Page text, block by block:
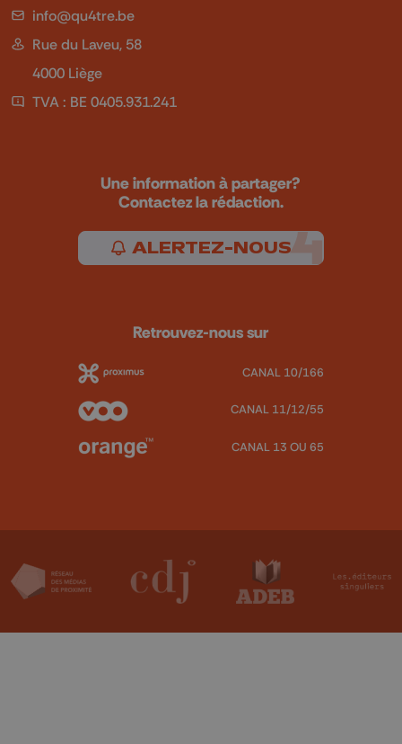
info@qu4tre.be
Rue du Laveu, 58
4000 Liège
TVA : BE 0405.931.241
Une information à partager?
Contactez la rédaction.
ALERTEZ-NOUS
Retrouvez-nous sur
CANAL 10/166
CANAL 11/12/55
CANAL 13 OU 65